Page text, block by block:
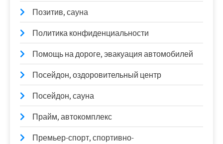
Позитив, сауна
Политика конфиденциальности
Помощь на дороге, эвакуация автомобилей
Посейдон, оздоровительный центр
Посейдон, сауна
Прайм, автокомплекс
Премьер-спорт, спортивно-